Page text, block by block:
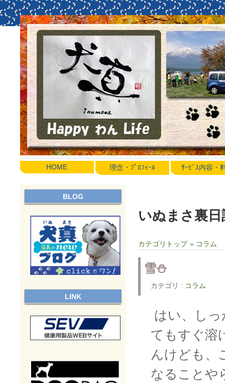
HOME 理念・ﾌﾟﾛﾌｨｰﾙ ｻｰﾋﾞｽ内容・
いぬまさ裏日
カテゴリトップ » コラム
雪⛄
カテゴリ : コラム
はい、し
てもすぐ溶
んけども、
なることや
BLOG
LINK